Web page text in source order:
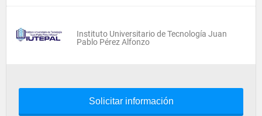
Instituto Universitario de Tecnología Juan
Pablo Pérez Alfonzo
Solicitar información